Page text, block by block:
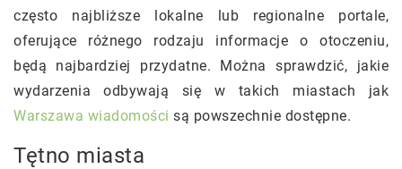
często najbliższe lokalne lub regionalne portale,
oferujące różnego rodzaju informacje o otoczeniu,
będą najbardziej przydatne. Można sprawdzić, jakie
wydarzenia odbywają się w takich miastach jak
Warszawa wiadomości są powszechnie dostępne.
Tętno miasta